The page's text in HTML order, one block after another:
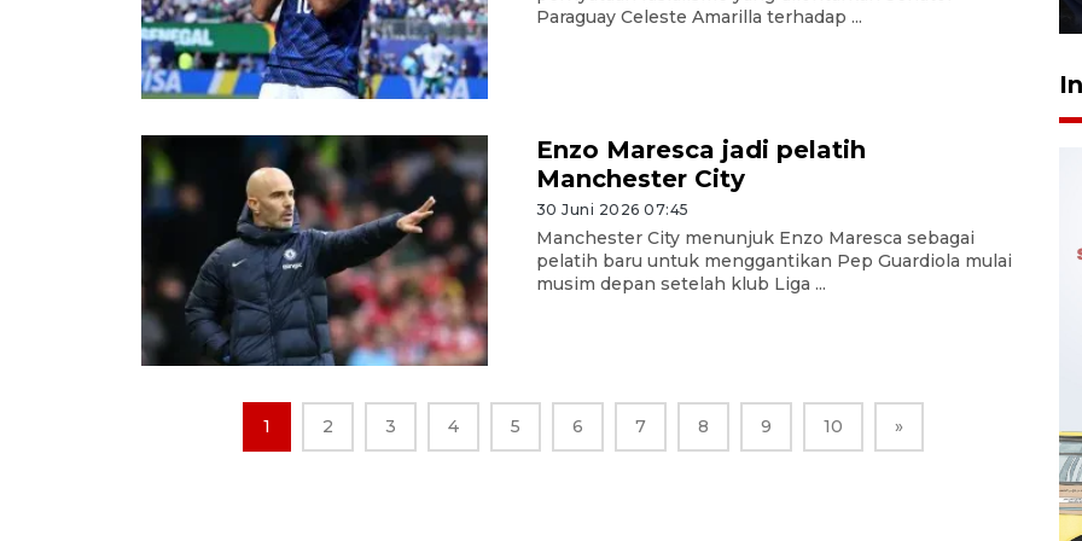
Paraguay Celeste Amarilla terhadap ...
Enzo Maresca jadi pelatih
Manchester City
30 Juni 2026 07:45
Manchester City menunjuk Enzo Maresca sebagai
pelatih baru untuk menggantikan Pep Guardiola mulai
musim depan setelah klub Liga ...
1 2 3 4 5 6 7 8 9 10 »